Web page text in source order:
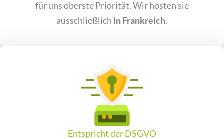
für uns oberste Priorität. Wir hosten sie
ausschließlich in Frankreich.
Entspricht der DSGVO